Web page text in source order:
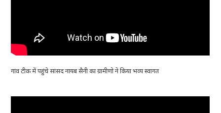
गांव टीक में पहुंचे सांसद नायब सैनी का ग्रामीणो ने किया भव्य स्वागत